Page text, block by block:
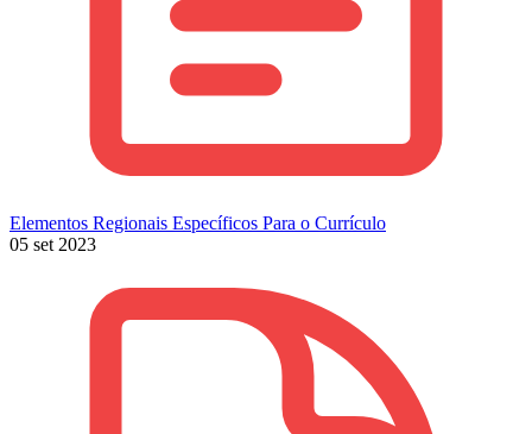
Elementos Regionais Específicos Para o Currículo
05 set 2023